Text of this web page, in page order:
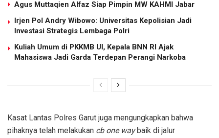
Agus Muttaqien Alfaz Siap Pimpin MW KAHMI Jabar
Irjen Pol Andry Wibowo: Universitas Kepolisian Jadi
Investasi Strategis Lembaga Polri
Kuliah Umum di PKKMB UI, Kepala BNN RI Ajak
Mahasiswa Jadi Garda Terdepan Perangi Narkoba
Kasat Lantas Polres Garut juga mengungkapkan bahwa
pihaknya telah melakukan cb one waybaik di jalur